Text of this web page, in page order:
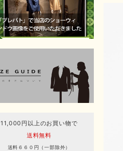
11,000円以上のお買い物で
送料無料
送料６６０円（一部除外）